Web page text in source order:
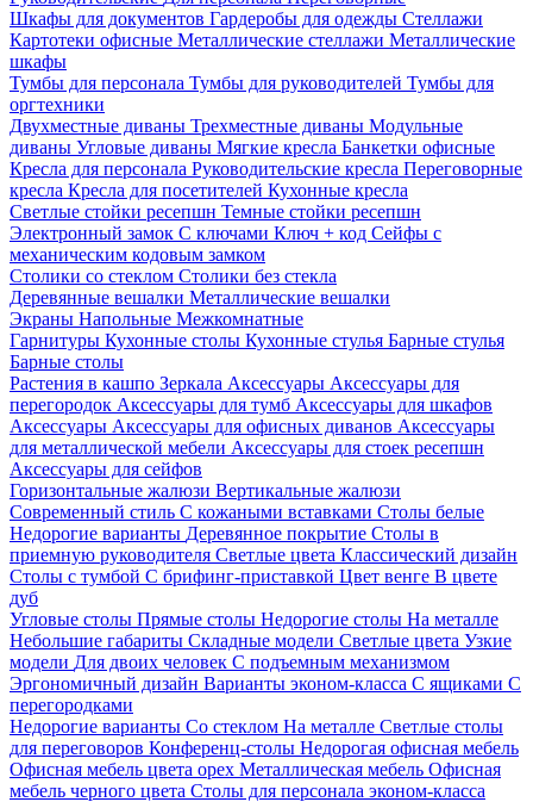
Шкафы для документов Гардеробы для одежды Стеллажи
Картотеки офисные Металлические стеллажи Металлические
шкафы
Тумбы для персонала Тумбы для руководителей Тумбы для
оргтехники
Двухместные диваны Трехместные диваны Модульные
диваны Угловые диваны Мягкие кресла Банкетки офисные
Кресла для персонала Руководительские кресла Переговорные
кресла Кресла для посетителей Кухонные кресла
Светлые стойки ресепшн Темные стойки ресепшн
Электронный замок С ключами Ключ + код Сейфы с
механическим кодовым замком
Столики со стеклом Столики без стекла
Деревянные вешалки Металлические вешалки
Экраны Напольные Межкомнатные
Гарнитуры Кухонные столы Кухонные стулья Барные стулья
Барные столы
Растения в кашпо Зеркала Аксессуары Аксессуары для
перегородок Аксессуары для тумб Аксессуары для шкафов
Аксессуары Аксессуары для офисных диванов Аксессуары
для металлической мебели Аксессуары для стоек ресепшн
Аксессуары для сейфов
Горизонтальные жалюзи Вертикальные жалюзи
Современный стиль С кожаными вставками Столы белые
Недорогие варианты Деревянное покрытие Столы в
приемную руководителя Светлые цвета Классический дизайн
Столы с тумбой С брифинг-приставкой Цвет венге В цвете
дуб
Угловые столы Прямые столы Недорогие столы На металле
Небольшие габариты Складные модели Светлые цвета Узкие
модели Для двоих человек С подъемным механизмом
Эргономичный дизайн Варианты эконом-класса С ящиками С
перегородками
Недорогие варианты Со стеклом На металле Светлые столы
для переговоров Конференц-столы Недорогая офисная мебель
Офисная мебель цвета орех Металлическая мебель Офисная
мебель черного цвета Столы для персонала эконом-класса